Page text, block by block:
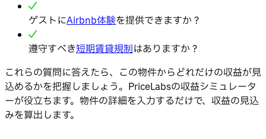
ゲストにAirbnb体験を提供できますか？
遵守すべき短期賃貸規制はありますか？
これらの質問に答えたら、この物件からどれだけの収益が見
込めるかを把握しましょう。PriceLabsの収益シミュレータ
ーが役立ちます。物件の詳細を入力するだけで、収益の見込
みを算出します。